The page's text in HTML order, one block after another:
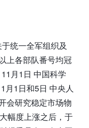
统一全军组织及
上各部队番号均冠
11月1日 中国科学
月1日和5日 中央人
会研究稳定市场物
幅度上涨之后，于